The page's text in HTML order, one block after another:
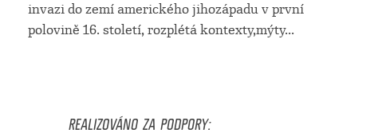
invazi do zemí amerického jihozápadu v první
polovině 16. století, rozplétá kontexty,mýty...
REALIZOVÁNO ZA PODPORY: